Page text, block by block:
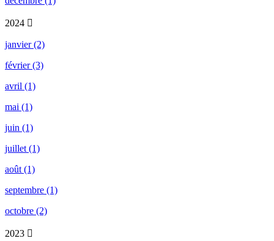
2024
janvier (2)
février (3)
avril (1)
mai (1)
juin (1)
juillet (1)
août (1)
septembre (1)
octobre (2)
2023